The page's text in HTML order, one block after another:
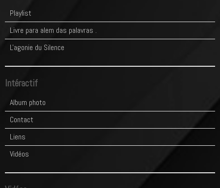
Playlist
Livre para alem das palavras .
L'agonie du Silence
Intéractif
Album photo
Contact
Liens
Vidéos